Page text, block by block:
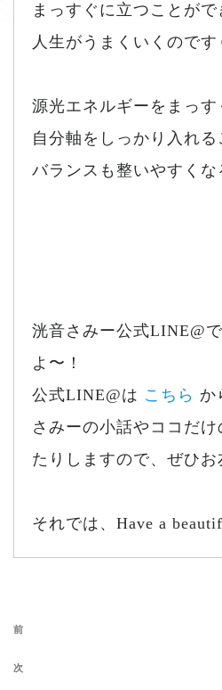
まっすぐに立つことがで
人生がうまくいくのです
源光エネルギーをまっす
自分軸をしっかり入れる
バランスも整いやすく
洸音さみー公式LINE@
よ〜！
公式LINE@は こちら
さみーの小話やココだ
たりしますので、ぜひ
それでは、Have a
前の投稿
前
次の投稿
次